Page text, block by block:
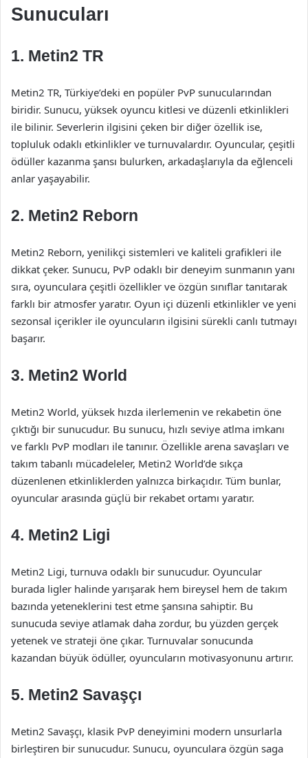
Sunucuları
1. Metin2 TR
Metin2 TR, Türkiye’deki en popüler PvP sunucularından
biridir. Sunucu, yüksek oyuncu kitlesi ve düzenli etkinlikleri
ile bilinir. Severlerin ilgisini çeken bir diğer özellik ise,
topluluk odaklı etkinlikler ve turnuvalardır. Oyuncular, çeşitli
ödüller kazanma şansı bulurken, arkadaşlarıyla da eğlenceli
anlar yaşayabilir.
2. Metin2 Reborn
Metin2 Reborn, yenilikçi sistemleri ve kaliteli grafikleri ile
dikkat çeker. Sunucu, PvP odaklı bir deneyim sunmanın yanı
sıra, oyunculara çeşitli özellikler ve özgün sınıflar tanıtarak
farklı bir atmosfer yaratır. Oyun içi düzenli etkinlikler ve yeni
sezonsal içerikler ile oyuncuların ilgisini sürekli canlı tutmayı
başarır.
3. Metin2 World
Metin2 World, yüksek hızda ilerlemenin ve rekabetin öne
çıktığı bir sunucudur. Bu sunucu, hızlı seviye atlma imkanı
ve farklı PvP modları ile tanınır. Özellikle arena savaşları ve
takım tabanlı mücadeleler, Metin2 World’de sıkça
düzenlenen etkinliklerden yalnızca birkaçıdır. Tüm bunlar,
oyuncular arasında güçlü bir rekabet ortamı yaratır.
4. Metin2 Ligi
Metin2 Ligi, turnuva odaklı bir sunucudur. Oyuncular
burada ligler halinde yarışarak hem bireysel hem de takım
bazında yeteneklerini test etme şansına sahiptir. Bu
sunucuda seviye atlamak daha zordur, bu yüzden gerçek
yetenek ve strateji öne çıkar. Turnuvalar sonucunda
kazandan büyük ödüller, oyuncuların motivasyonunu artırır.
5. Metin2 Savaşçı
Metin2 Savaşçı, klasik PvP deneyimini modern unsurlarla
birleştiren bir sunucudur. Sunucu, oyunculara özgün saga